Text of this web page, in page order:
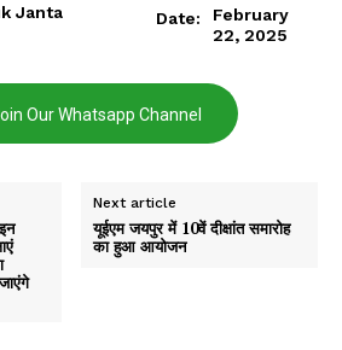
Janta Date:
February
22, 2025
Our Whatsapp Channel
Next article
यूईएम जयपुर में 10वें दीक्षांत समारोह
का हुआ आयोजन